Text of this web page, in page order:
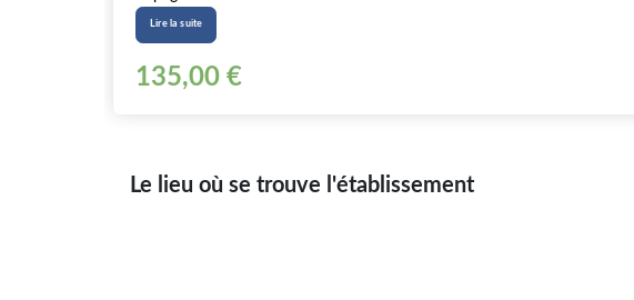
Lire la suite
135,00 €
Le lieu où se trouve l'établissement